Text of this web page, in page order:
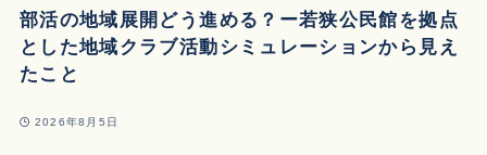
部活の地域展開どう進める？ー若狭公民館を拠点
とした地域クラブ活動シミュレーションから見え
たこと
2026年8月5日